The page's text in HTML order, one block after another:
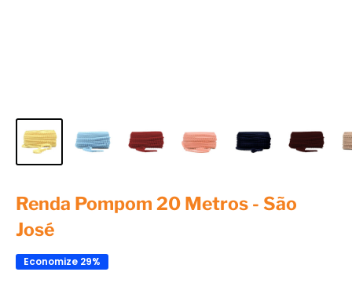
Renda Pompom 20 Metros - São
José
Economize 29%